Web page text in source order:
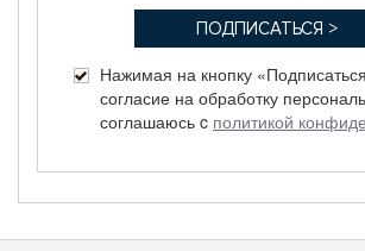
Нажимая на кнопку
согласие на обработку
соглашаюсь c политикой